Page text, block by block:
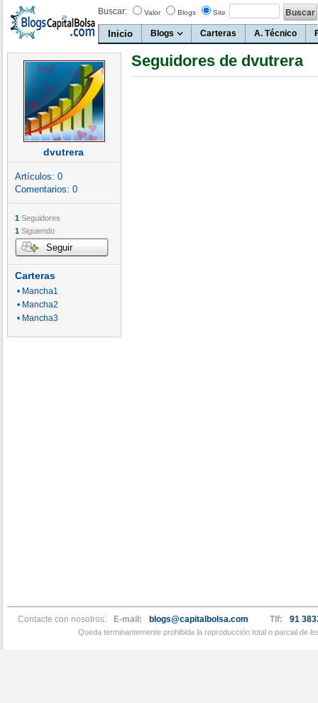
Buscar: Valor Blogs Site
Inicio Blogs Carteras A. Técnico
dvutrera
Artículos: 0
Comentarios: 0
1 Seguidores
1 Siguiendo
Seguir
Carteras
• Mancha1
• Mancha2
• Mancha3
Seguidores de dvutrera
Contacte con nosotros: E-mail: blogs@capitalbolsa.com Tlf: 91
Queda terminantemente prohibida la reproducción total o parcial de